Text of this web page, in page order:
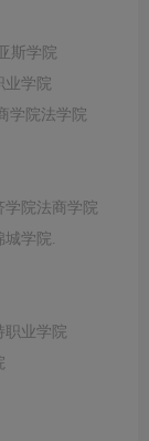
斯学院
业学院
学院法学院
学院法商学院
城学院.
职业学院